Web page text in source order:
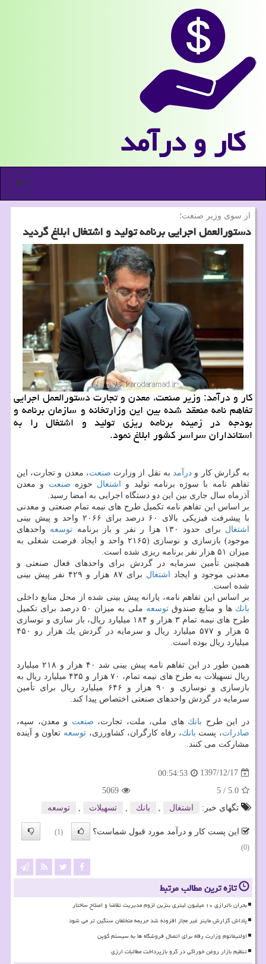
كار و درآمد
منو
از سوی وزیر صنعت؛
دستورالعمل اجرایی برنامه تولید و اشتغال ابلاغ گردید
كار و درآمد: وزیر صنعت، معدن و تجارت دستورالعمل اجرایی
تفاهم نامه منعقد شده بین این وزارتخانه و سازمان برنامه و
بودجه در زمینه برنامه ریزی تولید و اشتغال را به
استانداران سراسر كشور ابلاغ نمود.
به گزارش كار و درآمدبه نقل از وزارت صنعت، معدن و تجارت، این
تفاهم نامه با سوژه برنامه تولید و
اشتغال حوزه صنعت و معدن
آذرماه سال جاری بین این دو دستگاه اجرایی به امضا رسید.
بر اساس این تفاهم نامه تكمیل طرح های نیمه تمام صنعتی و معدنی
با پیشرفت فیزیكی بالای ۶۰ درصد برای ۲۰۶۶ واحد و پیش بینی
اشتغال برای حدود ۱۳۰ هزا ر نفر و باز برنامه توسعه واحدهای
موجود) بازسازی و نوسازی (۲۱۶۵ واحد و ایجاد فرصت شغلی به
میزان ۵۱ هزار نفر برنامه ریزی شده است.
همچنین تأمین سرمایه در گردش برای واحدهای فعال صنعتی و
معدنی موجود و ایجاد
اشتغال
برای ۸۷ هزار و ۴۲۹ نفر پیش بینی
شده است.
بر اساس این تفاهم نامه، یارانه پیش بینی شده از محل منابع داخلی
بانك ها و منابع صندوقتوسعه
ملی به میزان ۵۰ درصد برای تكمیل
طرح های نیمه تمام ۳ هزار و ۱۸۴ میلیارد ریال، باز سازی و نوسازی
۵ هزار و ۵۷۷ میلیارد ریال و سرمایه در گردش یك هزار رو ۴۵۰
میلیارد ریال بوده است.
همین طور در این تفاهم نامه پیش بینی شد ۴۰ هزار و ۲۱۸ میلیارد
ریال تسهیلات به طرح های نیمه تمام، ۷۰ هزار و ۴۳۵ میلیارد ریال به
بازسازی و نوسازی و ۹۰ هزار و ۶۴۶ میلیارد ریال برای تأمین
سرمایه در گردش واحدهای صنعتی اختصاص پیدا كند.
در این طرح بانك های ملی، ملت، تجارت، صنعت و معدن، سپه،
صادرات، پست بانك، رفاه كارگران، كشاورزی، توسعه تعاون و آینده
مشاركت می كنند.
1397/12/17
00:54:53
5.0
/
5
5069
تگهای خبر:
اشتغال , بانك , تسهیلات , توسعه
این پست کار و درآمد مورد قبول شماست؟
(1)
(0)
تازه ترین مطالب مرتبط
بحران ناترازی ۱۰ میلیون لیتری بنزین لزوم مدیریت تقاضا و اصلاح ساختار
پاداش گزارش ماینر غیر مجاز افزوده شد جریمه متخلفان سنگین تر می شود
اولتیماتوم وزارت رفاه برای اتصال فروشگاه ها به سیستم کوپن
تنظیم بازار روغن خوراکی در گرو بازپرداخت مطالبات ارزی